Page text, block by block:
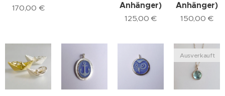
170,00 €
Anhänger)
125,00 €
Anhänger)
150,00 €
Ausverkauft